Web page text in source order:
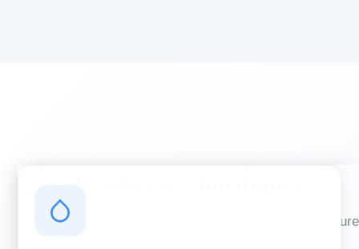
Des conditions qui influencent vos travaux de couverture